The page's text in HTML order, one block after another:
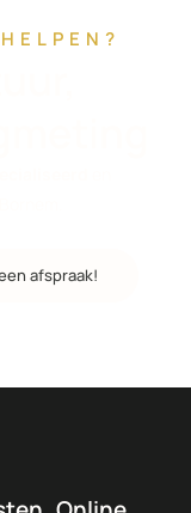
afspraak!